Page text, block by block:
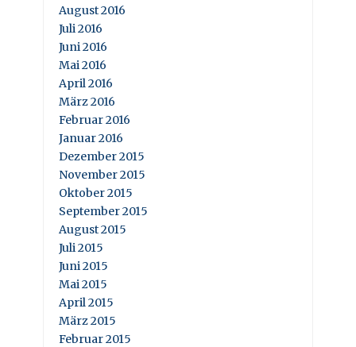
August 2016
Juli 2016
Juni 2016
Mai 2016
April 2016
März 2016
Februar 2016
Januar 2016
Dezember 2015
November 2015
Oktober 2015
September 2015
August 2015
Juli 2015
Juni 2015
Mai 2015
April 2015
März 2015
Februar 2015